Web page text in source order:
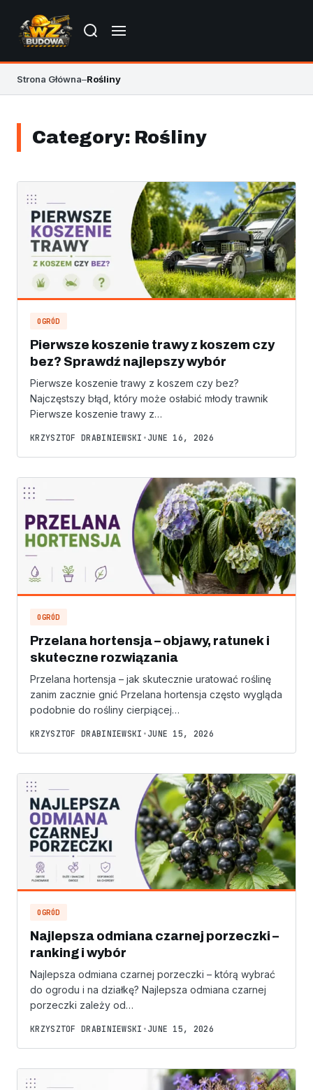
Strona Główna–Rośliny
Category: Rośliny
OGRÓD
Pierwsze koszenie trawy z koszem czy
bez? Sprawdź najlepszy wybór
Pierwsze koszenie trawy z koszem czy bez?
Najczęstszy błąd, który może osłabić młody trawnik
Pierwsze koszenie trawy z…
KRZYSZTOF DRABINIEWSKI • JUNE 16, 2026
OGRÓD
Przelana hortensja – objawy, ratunek i
skuteczne rozwiązania
Przelana hortensja – jak skutecznie uratować roślinę
zanim zacznie gnić Przelana hortensja często wygląda
podobnie do rośliny cierpiącej…
KRZYSZTOF DRABINIEWSKI • JUNE 15, 2026
OGRÓD
Najlepsza odmiana czarnej porzeczki –
ranking i wybór
Najlepsza odmiana czarnej porzeczki – którą wybrać
do ogrodu i na działkę? Najlepsza odmiana czarnej
porzeczki zależy od…
KRZYSZTOF DRABINIEWSKI • JUNE 15, 2026